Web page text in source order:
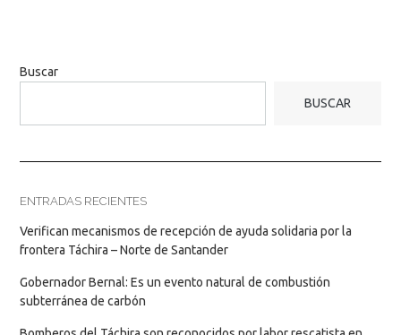
Buscar
BUSCAR
ENTRADAS RECIENTES
Verifican mecanismos de recepción de ayuda solidaria por la
frontera Táchira – Norte de Santander
Gobernador Bernal: Es un evento natural de combustión
subterránea de carbón